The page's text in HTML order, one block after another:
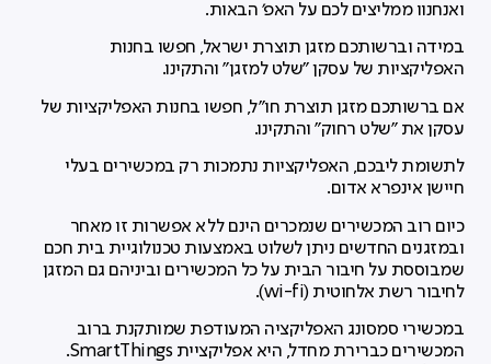
ואנחנוו ממליצים לכם על האפ׳ הבאות.
במידה וברשותכם מזגן תוצרת ישראל, חפשו בחנות
האפליקציות של עסקן ״שלט למזגן״ והתקינו.
אם ברשותכם מזגן תוצרת חו״ל, חפשו בחנות האפליקציות של
עסקן את ״שלט רחוק״ והתקינו.
לתשומת ליבכם, האפליקציות נתמכות רק במכשירים בעלי
חיישן אינפרא אדום.
כיום רוב המכשירים שנמכרים הינם ללא אפשרות זו מאחר
ובמזגנים החדשים ניתן לשלוט באמצעות טכנולוגיית בית חכם
שמבוססת על חיבור הבית על כל המכשירים וביניהם גם המזגן
לחיבור רשת אלחוטית (wi-fi).
במכשירי סמסונג האפליקציה המעודפת שמותקנת ברוב
המכשירים כברירת מחדל, היא אפליקציית SmartThings.